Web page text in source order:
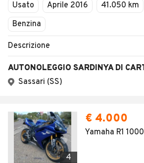
Usato Aprile 2016 41.050 km
Benzina
Descrizione
Sassari (SS)
4
€ 4.000
Yamaha R1 1000